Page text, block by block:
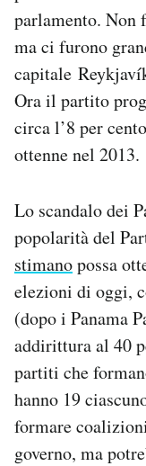
parlamento. Non
ma ci furono
capitale
Ora il partito
circa l’8 per
ottenne nel 2013.
Lo scandalo dei
popolarità del
stimanopossa
elezioni di oggi,
(dopo i Panama
addirittura al 40
partiti che
hanno 19
formare
governo, ma